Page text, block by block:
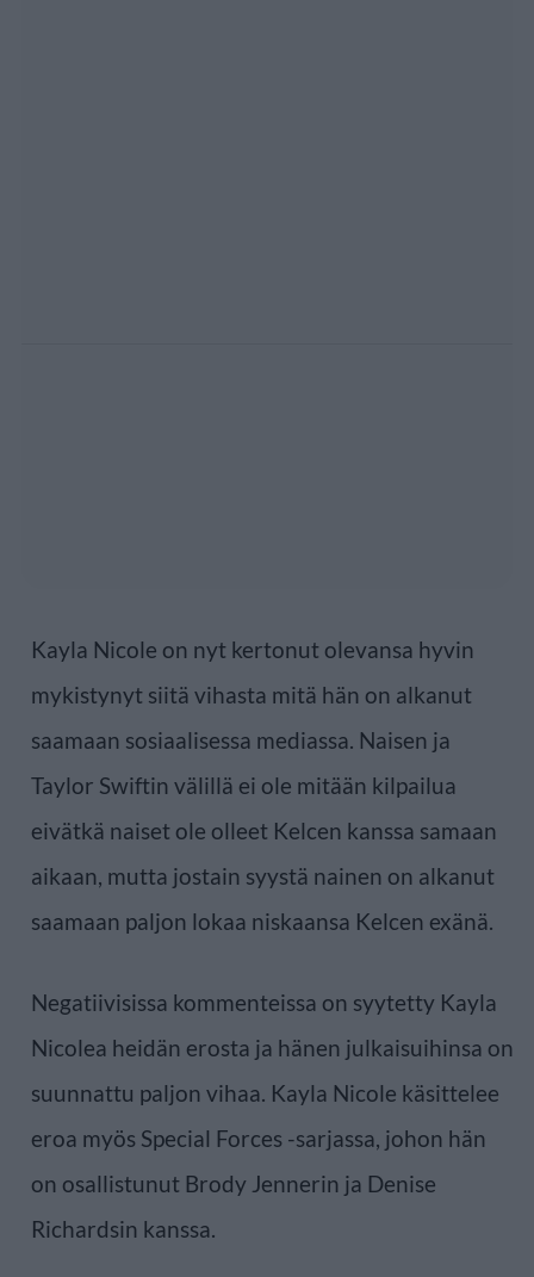
Kayla Nicole on nyt kertonut olevansa hyvin
mykistynyt siitä vihasta mitä hän on alkanut
saamaan sosiaalisessa mediassa. Naisen ja
Taylor Swiftin välillä ei ole mitään kilpailua
eivätkä naiset ole olleet Kelcen kanssa samaan
aikaan, mutta jostain syystä nainen on alkanut
saamaan paljon lokaa niskaansa Kelcen exänä.
Negatiivisissa kommenteissa on syytetty Kayla
Nicolea heidän erosta ja hänen julkaisuihinsa on
suunnattu paljon vihaa. Kayla Nicole käsittelee
eroa myös Special Forces -sarjassa, johon hän
on osallistunut Brody Jennerin ja Denise
Richardsin kanssa.